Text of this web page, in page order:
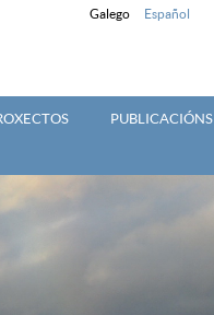
Galego Español
PUBLICACIÓNS